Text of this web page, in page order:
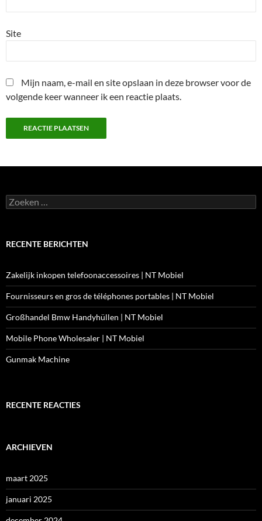
Site
Mijn naam, e-mail en site opslaan in deze browser voor de
volgende keer wanneer ik een reactie plaats.
Zoeken
naar:
RECENTE BERICHTEN
Zakelijk inkopen telefoonaccessoires | NT Mobiel
Fournisseurs en gros de téléphones portables | NT Mobiel
Großhandel Bmw Handyhüllen | NT Mobiel
Mobile Phone Wholesaler | NT Mobiel
Gunmak Machine
RECENTE REACTIES
ARCHIEVEN
maart 2025
januari 2025